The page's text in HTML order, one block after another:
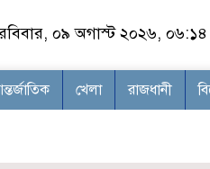
০৯ অগাস্ট ২০২৬, ০৬:১৪
খেলা রাজধানী